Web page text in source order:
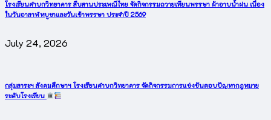
โรงเรียนคำบกวิทยาคาร สืบสานประเพณีไทย จัดกิจกรรมถวายเทียนพรรษา ผ้าอาบน้ำฝน เนื่อง
ในวันอาสาฬหบูชาและวันเข้าพรรษา ประจำปี 2569
July 24, 2026
กลุ่มสาระฯ สังคมศึกษาฯ โรงเรียนคำบกวิทยาคาร จัดกิจกรรมการแข่งขันตอบปัญหากฎหมาย
ระดับโรงเรียน